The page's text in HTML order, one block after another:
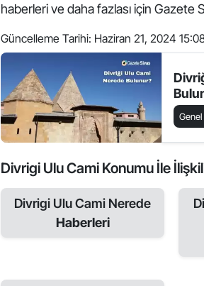
haberleri ve daha fazlası için Gazete
Güncelleme Tarihi: Haziran 21, 2024
Genel
Divrigi Ulu Cami Konumu İle
Divrigi Ulu Cami Nerede
Haberleri